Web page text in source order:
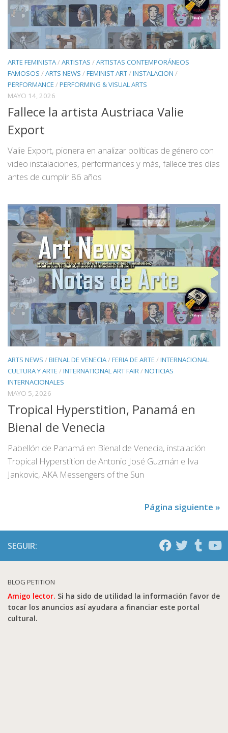
ARTE FEMINISTA /ARTISTAS /ARTISTAS CONTEMPORÁNEOS
FAMOSOS /ARTS NEWS /FEMINIST ART /INSTALACION /
PERFORMANCE /PERFORMING & VISUAL ARTS
MAYO 14, 2026
Fallece la artista Austriaca Valie
Export
Valie Export, pionera en analizar políticas de género con
video instalaciones, performances y más, fallece tres días
antes de cumplir 86 años
ARTS NEWS /BIENAL DE VENECIA/FERIA DE ARTE /INTERNACIONAL
CULTURA Y ARTE /INTERNATIONAL ART FAIR/NOTICIAS
INTERNACIONALES
MAYO 5, 2026
Tropical Hyperstition, Panamá en
Bienal de Venecia
Pabellón de Panamá en Bienal de Venecia, instalación
Tropical Hyperstition de Antonio José Guzmán e Iva
Jankovic, AKA Messengers of the Sun
Página siguiente »
SEGUIR:
BLOG PETITION
Amigo lector. Si ha sido de utilidad la información favor de
tocar los anuncios así ayudara a financiar este portal
cultural.